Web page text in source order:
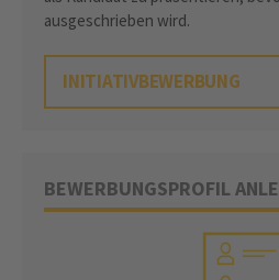
ausgeschrieben wird.
INITIATIVBEWERBUNG
BEWERBUNGSPROFIL